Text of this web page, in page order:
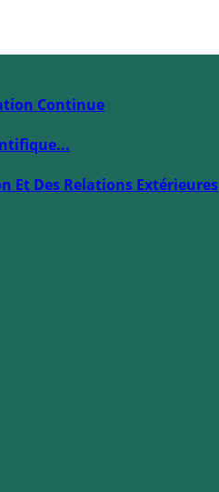
Continue
Et Des Relations Extérieures